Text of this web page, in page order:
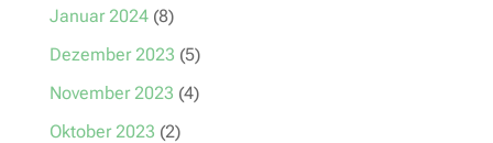
Januar 2024(8)
Dezember 2023 (5)
November 2023 (4)
Oktober 2023 (2)